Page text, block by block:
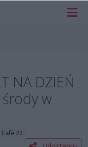
NA DZIEŃ
w
Café 22